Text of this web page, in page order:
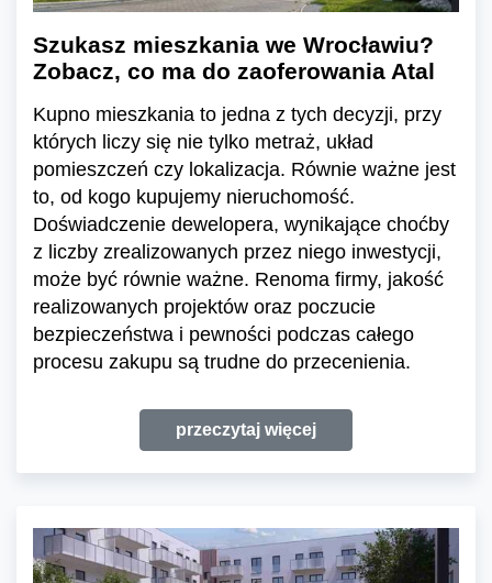
Szukasz mieszkania we Wrocławiu?
Zobacz, co ma do zaoferowania Atal
Kupno mieszkania to jedna z tych decyzji, przy
których liczy się nie tylko metraż, układ
pomieszczeń czy lokalizacja. Równie ważne jest
to, od kogo kupujemy nieruchomość.
Doświadczenie dewelopera, wynikające choćby
z liczby zrealizowanych przez niego inwestycji,
może być równie ważne. Renoma firmy, jakość
realizowanych projektów oraz poczucie
bezpieczeństwa i pewności podczas całego
procesu zakupu są trudne do przecenienia.
przeczytaj więcej